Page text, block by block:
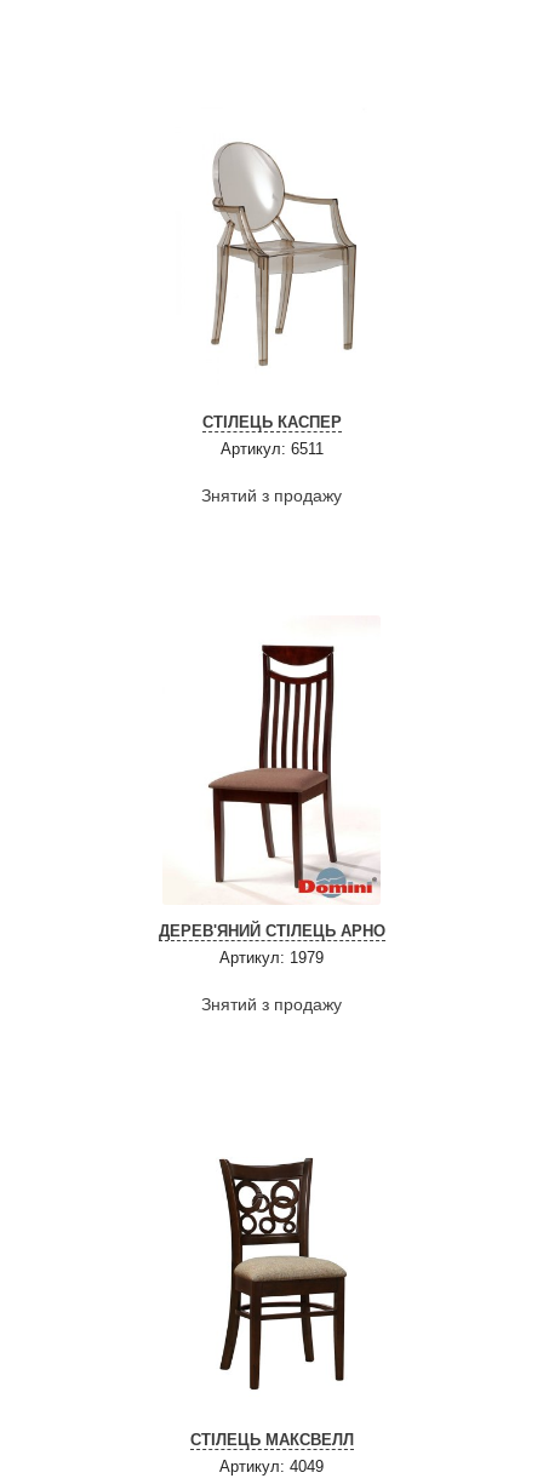
СТІЛЕЦЬ КАСПЕР
Артикул: 6511
Знятий з продажу
ДЕРЕВ'ЯНИЙ СТІЛЕЦЬ АРНО
Артикул: 1979
Знятий з продажу
СТІЛЕЦЬ МАКСВЕЛЛ
Артикул: 4049